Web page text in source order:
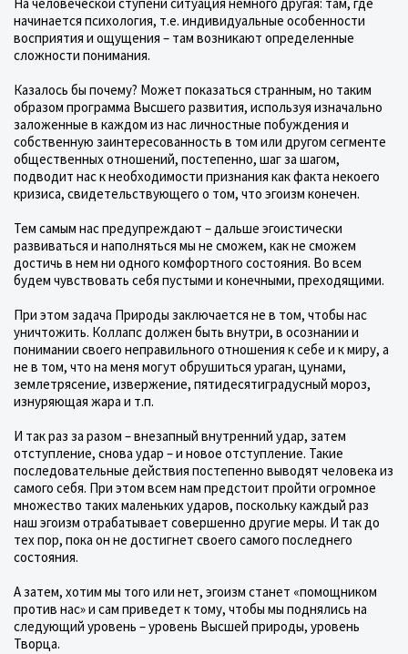
начинается психология, т.е. индивидуальные особенности
восприятия и ощущения – там возникают определенные
сложности понимания.
Казалось бы почему? Может показаться странным, но таким
образом программа Высшего развития, используя изначально
заложенные в каждом из нас личностные побуждения и
собственную заинтересованность в том или другом сегменте
общественных отношений, постепенно, шаг за шагом,
подводит нас к необходимости признания как факта некоего
кризиса, свидетельствующего о том, что эгоизм конечен.
Тем самым нас предупреждают – дальше эгоистически
развиваться и наполняться мы не сможем, как не сможем
достичь в нем ни одного комфортного состояния. Во всем
будем чувствовать себя пустыми и конечными, преходящими.
При этом задача Природы заключается не в том, чтобы нас
уничтожить. Коллапс должен быть внутри, в осознании и
понимании своего неправильного отношения к себе и к миру, а
не в том, что на меня могут обрушиться ураган, цунами,
землетрясение, извержение, пятидесятиградусный мороз,
изнуряющая жара и т.п.
И так раз за разом – внезапный внутренний удар, затем
отступление, снова удар – и новое отступление. Такие
последовательные действия постепенно выводят человека из
самого себя. При этом всем нам предстоит пройти огромное
множество таких маленьких ударов, поскольку каждый раз
наш эгоизм отрабатывает совершенно другие меры. И так до
тех пор, пока он не достигнет своего самого последнего
состояния.
А затем, хотим мы того или нет, эгоизм станет «помощником
против нас» и сам приведет к тому, чтобы мы поднялись на
следующий уровень – уровень Высшей природы, уровень
Творца.